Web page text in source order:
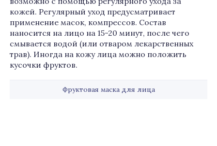
кожей. Регулярный уход предусматривает
применение масок, компрессов. Состав
наносится на лицо на 15-20 минут, после чего
смывается водой (или отваром лекарственных
трав). Иногда на кожу лица можно положить
кусочки фруктов.
Фруктовая маска для лица